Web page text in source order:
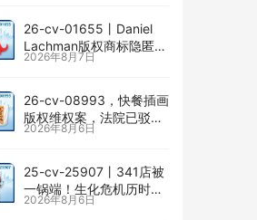
26-cv-01655㇑Daniel
Lachman版权商标隐匿维
权，I am… unstoppable
2026年8月7日
26-cv-08993，快餐插画
版权维权案，法院已驳回
批量合并，剩余商家不要
2026年8月6日
25-cv-25907㇑341店被
一锅端！生化危机历时半
年TRO传票已发，8月24
2026年8月6日